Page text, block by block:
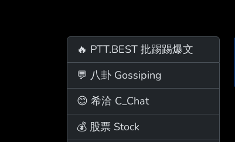
🔥 PTT.BEST 批踢踢爆文
💬 八卦 Gossiping
😊 希洽 C_Chat
💰 股票 Stock